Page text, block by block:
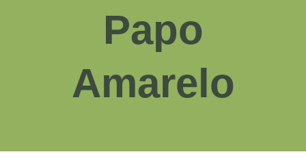
Papo
Amarelo